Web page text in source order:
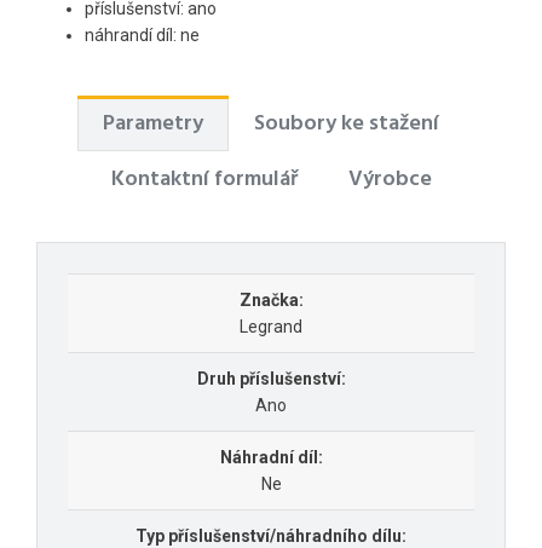
příslušenství: ano
náhrandí díl: ne
Parametry
Soubory ke stažení
Kontaktní formulář
Výrobce
Značka:
Legrand
Druh příslušenství:
Ano
Náhradní díl:
Ne
Typ příslušenství/náhradního dílu: